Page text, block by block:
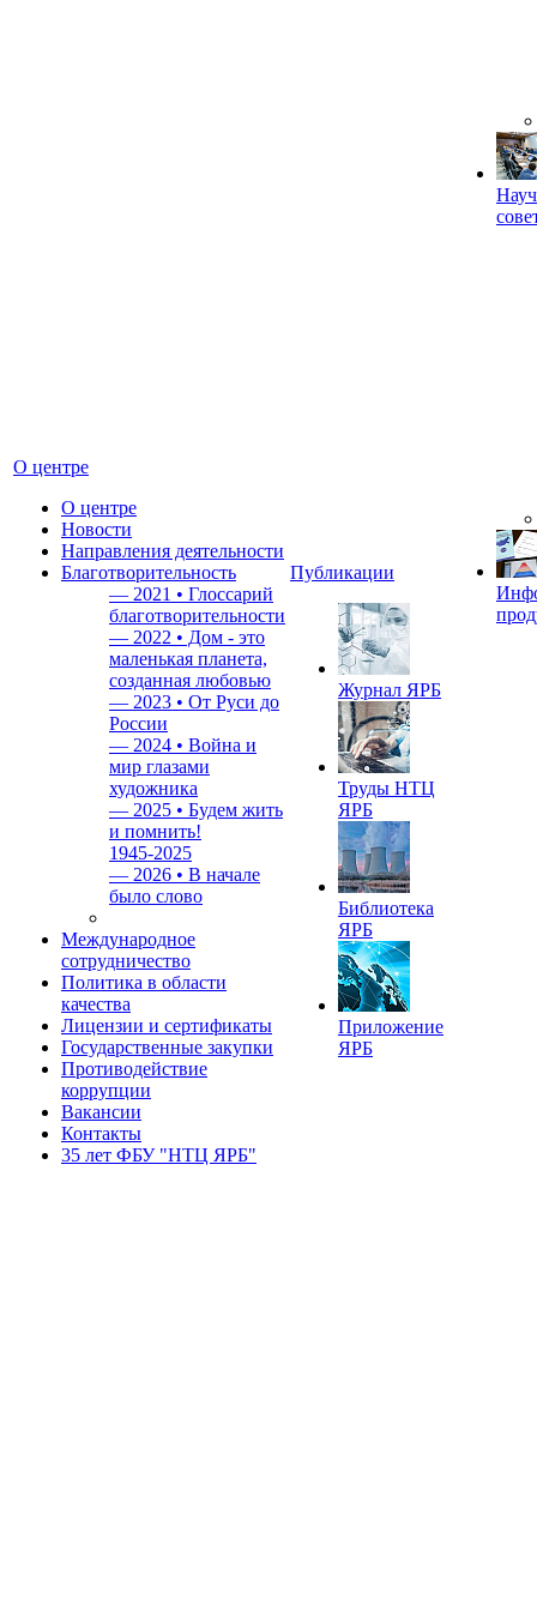
О центре
О центре
Новости
Направления деятельности
Благотворительность
— 2021 • Глоссарий
благотворительности
— 2022 • Дом - это
маленькая планета,
созданная любовью
— 2023 • От Руси до
России
— 2024 • Война и
мир глазами
художника
— 2025 • Будем жить
и помнить!
1945-2025
— 2026 • В начале
было слово
Международное
сотрудничество
Политика в области
качества
Лицензии и сертификаты
Государственные закупки
Противодействие
коррупции
Вакансии
Контакты
35 лет ФБУ "НТЦ ЯРБ"
Публикации
Журнал ЯРБ
Труды НТЦ
ЯРБ
Библиотека
ЯРБ
Приложение
ЯРБ